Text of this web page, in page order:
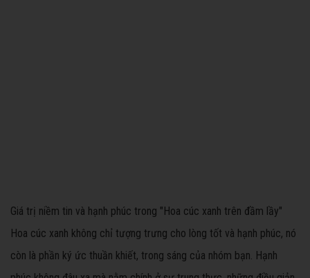
Giá trị niềm tin và hạnh phúc trong "Hoa cúc xanh trên đầm lầy"
Hoa cúc xanh không chỉ tượng trưng cho lòng tốt và hạnh phúc, nó
còn là phần ký ức thuần khiết, trong sáng của nhóm bạn. Hạnh